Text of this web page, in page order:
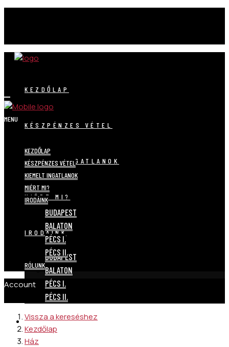
KEZDŐLAP
KÉSZPÉNZES VÉTEL
KIEMELT INGATLANOK
MIÉRT MI?
IRODÁINK
BUDAPEST
BALATON
PÉCS I.
PÉCS II.
RÓLUNK
MENU
KEZDŐLAP
KÉSZPÉNZES VÉTEL
KIEMELT INGATLANOK
MIÉRT MI?
IRODÁINK
BUDAPEST
BALATON
PÉCS I.
PÉCS II.
RÓLUNK
Account
Vissza a kereséshez
Kezdőlap
Ház